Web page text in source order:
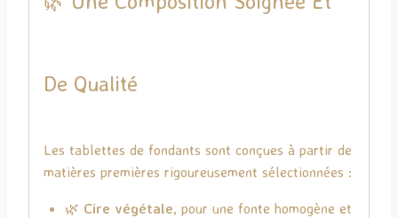
De Qualité
Les tablettes de fondants sont conçues à partir de
matières premières rigoureusement sélectionnées :
🌿 Cire végétale, pour une fonte homogène et